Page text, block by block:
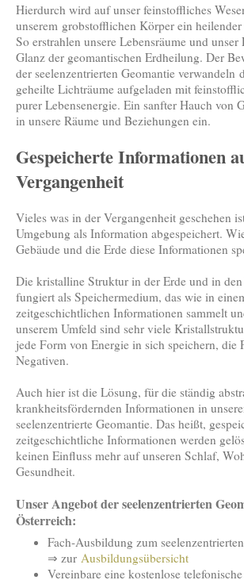
Hierdurch wird auf unser feinstoffliches
unserem grobstofflichen Körper ein
So erstrahlen unsere Lebensräume und
Glanz der geomantischen Erdheilung. Der
der seelenzentrierten Geomantie verwandeln
geheilte Lichträume aufgeladen mit
purer Lebensenergie. Ein sanfter Hauch von
in unsere Räume und Beziehungen ein.
Gespeicherte Informationen
Vergangenheit
Vieles was in der Vergangenheit geschehen
Umgebung als Information abgespeichert.
Gebäude und die Erde diese Informationen
Die kristalline Struktur in der Erde und in
fungiert als Speichermedium, das wie in
zeitgeschichtlichen Informationen sammelt
unserem Umfeld sind sehr viele
jede Form von Energie in sich speichern, die
Negativen.
Auch hier ist die Lösung, für die ständig
krankheitsfördernden Informationen in
seelenzentrierte Geomantie. Das heißt,
zeitgeschichtliche Informationen werden
keinen Einfluss mehr auf unseren Schlaf,
Gesundheit.
Unser Angebot der seelenzentrierten
Österreich:
Fach-Ausbildung zum
⇒ zur Ausbildungsübersicht
Vereinbare eine kostenlose